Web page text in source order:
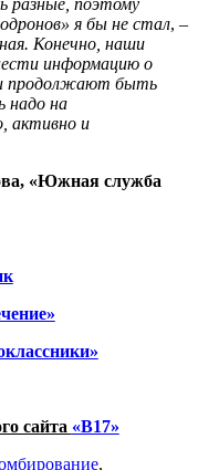
разные, поэтому
я бы не стал, –
Конечно, наши
информацию о
продолжают быть
надо на
активно и
«Южная служба
сайта «B17»
,